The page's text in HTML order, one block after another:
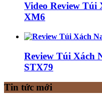
Video Review Túi
XM6
Review Túi Xách
STX79
Tin tức mới